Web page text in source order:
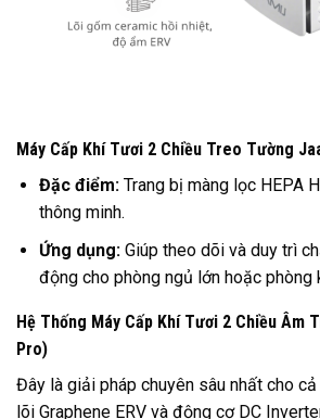
Máy Cấp Khí Tươi 2 Chiều Treo Tường
Đặc điểm:Trang bị màng lọc HEPA
thông minh.
Ứng dụng:Giúp theo dõi và duy trì
động cho phòng ngủ lớn hoặc phòng
Hệ Thống Máy Cấp Khí Tươi 2 Chiều Âm
Pro)
Đây là giải pháp chuyên sâu nhất cho
lõi Graphene ERV và động cơ DC